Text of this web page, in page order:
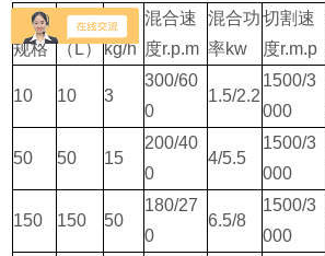
名称/
规格
容积
（L）
产量
kg/h
混合速
度r.p.m
混合功
率kw
切割速
度r.m.p
10 10 3
300/60
0
1.5/2.2
1500/3
000
50 50 15
200/40
0
4/5.5
1500/3
000
150 150 50
180/27
0
6.5/8
1500/3
000